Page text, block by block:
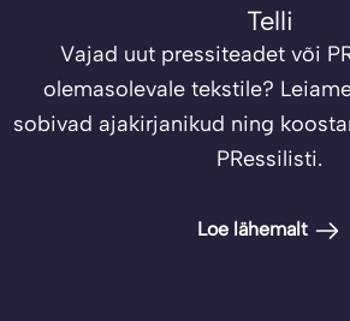
Telli
Vajad uut pressiteadet või
olemasolevale tekstile?
sobivad ajakirjanikud ning
PRessilisti.
Loe lähemalt